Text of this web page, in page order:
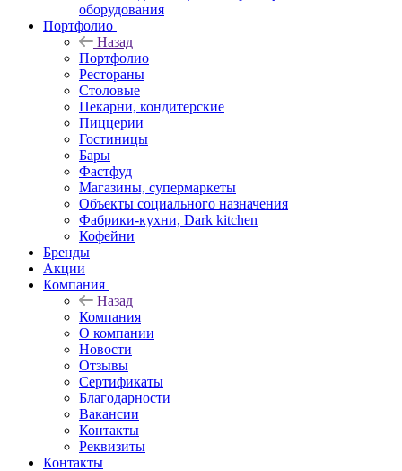
оборудования
Портфолио
Назад
Портфолио
Рестораны
Столовые
Пекарни, кондитерские
Пиццерии
Гостиницы
Бары
Фастфуд
Магазины, супермаркеты
Объекты социального назначения
Фабрики-кухни, Dark kitchen
Кофейни
Бренды
Акции
Компания
Назад
Компания
О компании
Новости
Отзывы
Сертификаты
Благодарности
Вакансии
Контакты
Реквизиты
Контакты